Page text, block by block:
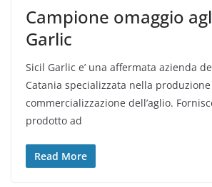
Campione omaggio
Garlic
Sicil Garlic e’ una affermata azienda
Catania specializzata nella produzione
commercializzazione dell’aglio.
prodotto ad
Read More